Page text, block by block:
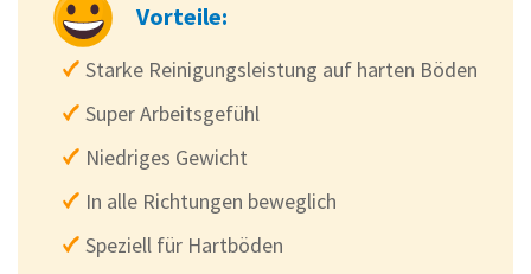
Vorteile:
Starke Reinigungsleistung auf harten Böden
Super Arbeitsgefühl
Niedriges Gewicht
In alle Richtungen beweglich
Speziell für Hartböden